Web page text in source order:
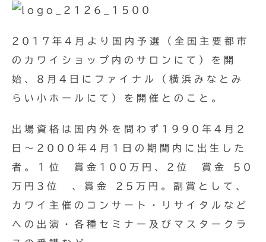
2017年4月より国内予選（全国主要都市
のカワイショップ内のサロンにて）を開
始、8月4日にファイナル（横浜みなとみ
らい小ホールにて）を開催とのこと。
出場資格は国内外を問わず1990年4月2
日～2000年4月1日の期間内に出生した
者。１位 賞金100万円、2位 賞金 50
万円3位 、賞金 25万円。副賞として、
カワイ主催のコンサート・リサイタルなど
への出演・各種セミナー及びマスタークラ